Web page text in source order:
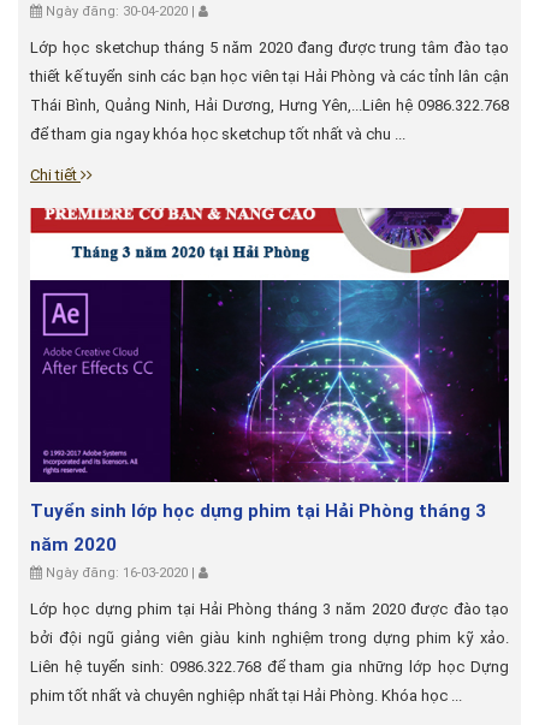
Ngày đăng: 30-04-2020 |
Lớp học sketchup tháng 5 năm 2020 đang được trung tâm đào tạo
thiết kế tuyển sinh các bạn học viên tại Hải Phòng và các tỉnh lân cận
Thái Bình, Quảng Ninh, Hải Dương, Hưng Yên,...Liên hệ 0986.322.768
để tham gia ngay khóa học sketchup tốt nhất và chu ...
Chi tiết
Tuyển sinh lớp học dựng phim tại Hải Phòng tháng 3
năm 2020
Ngày đăng: 16-03-2020 |
Lớp học dựng phim tại Hải Phòng tháng 3 năm 2020 được đào tạo
bởi đội ngũ giảng viên giàu kinh nghiệm trong dựng phim kỹ xảo.
Liên hệ tuyển sinh: 0986.322.768 để tham gia những lớp học Dựng
phim tốt nhất và chuyên nghiệp nhất tại Hải Phòng. Khóa học ...